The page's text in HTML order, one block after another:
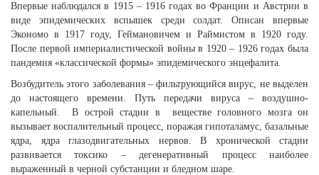
Впервые наблюдался в 1915 – 1916 годах во Франции и Австрии в
виде эпидемических вспышек среди солдат. Описан впервые
Экономо в 1917 году, Геймановичем и Раймистом в 1920 году.
После первой империалистической войны в 1920 – 1926 годах была
пандемия «классической формы» эпидемического энцефалита.
Возбудитель этого заболевания – фильтрующийся вирус, не выделен
до настоящего времени. Путь передачи вируса – воздушно-
капельный. В острой стадии в веществе головного мозга он
вызывает воспалительный процесс, поражая гипоталамус, базальные
ядра, ядра глазодвигательных нервов. В хронической стадии
развивается токсико – дегенеративный процесс наиболее
выраженный в черной субстанции и бледном шаре.